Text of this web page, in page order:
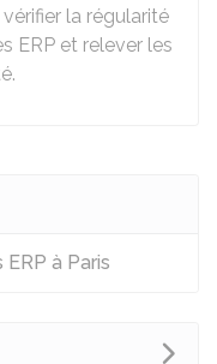
la régularité
ERP et relever les
à Paris